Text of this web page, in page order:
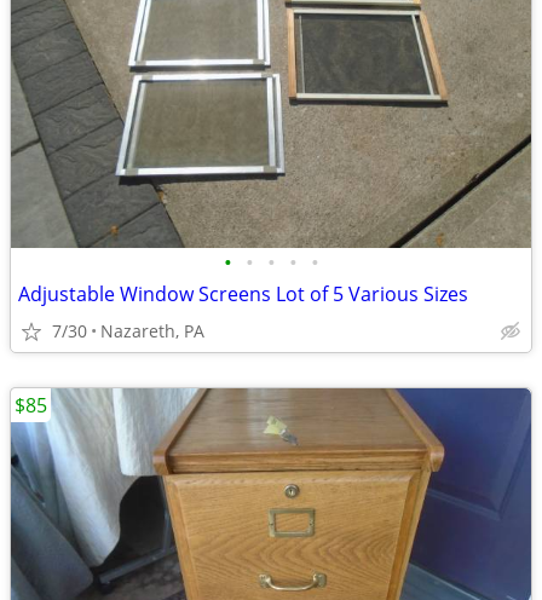
• • • • •
Adjustable Window Screens Lot of 5 Various Sizes
7/30 Nazareth, PA
$85